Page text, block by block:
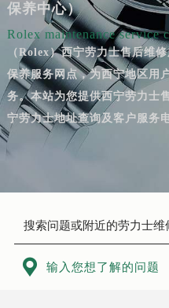
保养中心）
Rolex maintenance service
（Rolex）西宁劳力士售后维
保养服务网点，为西宁地区用
务。本站为您提供西宁劳力士
宁劳力士地址查询及客户服务
 输入您想了解的问题